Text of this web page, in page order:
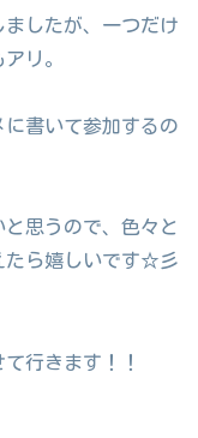
したが、一つだけ
リ。
書いて参加するの
思うので、色々と
たら嬉しいです☆彡
行きます！！